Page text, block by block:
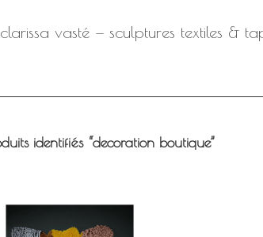
clarissa vasté — sculptures textiles &
identifiés “decoration boutique”